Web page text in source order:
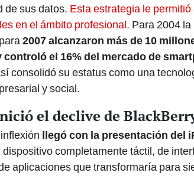
de sus datos. Esta estrategia le
en el ámbito profesional. Para 2004
2007 alcanzaron más de 10
controló el 16% del mercado de
consolidó su estatus como una
y social.
el declive de
llegó con la presentación del
dispositivo completamente táctil, de
aplicaciones que transformaría para